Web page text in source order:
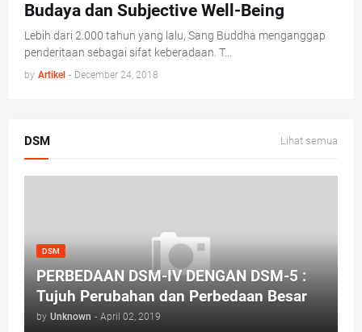
Budaya dan Subjective Well-Being
Lebih dari 2.000 tahun yang lalu, Sang Buddha menganggap
penderitaan sebagai sifat keberadaan. T…
by Artikel - December 24, 2018
DSM Lihat semua
DSM
PERBEDAAN DSM-IV DENGAN DSM-5 :
Tujuh Perubahan dan Perbedaan Besar
by Unknown - April 02, 2019